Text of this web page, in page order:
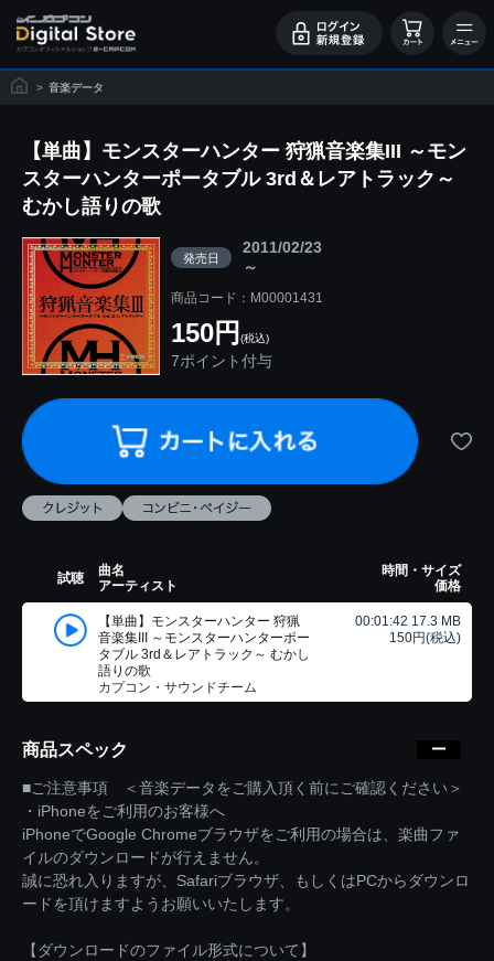
> 音楽データ
【単曲】モンスターハンター 狩猟音楽集III ～モン
スターハンターポータブル 3rd＆レアトラック～
むかし語りの歌
発売日
2011/02/23
～
商品コード：M00001431
150円 (税込)
7ポイント付与
試聴
曲名
アーティスト
時間・サイズ
価格
【単曲】モンスターハンター 狩猟
音楽集III ～モンスターハンターポー
タブル 3rd＆レアトラック～ むかし
語りの歌
カプコン・サウンドチーム
00:01:42 17.3 MB
150円(税込)
商品スペック
■ご注意事項 ＜音楽データをご購入頂く前にご確認ください＞
・iPhoneをご利用のお客様へ
iPhoneでGoogle Chromeブラウザをご利用の場合は、楽曲ファ
イルのダウンロードが行えません。
誠に恐れ入りますが、Safariブラウザ、もしくはPCからダウンロ
ードを頂けますようお願いいたします。
【ダウンロードのファイル形式について】